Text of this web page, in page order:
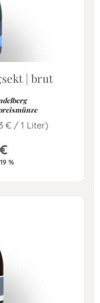
| brut
€
%
€ / 1 Liter)